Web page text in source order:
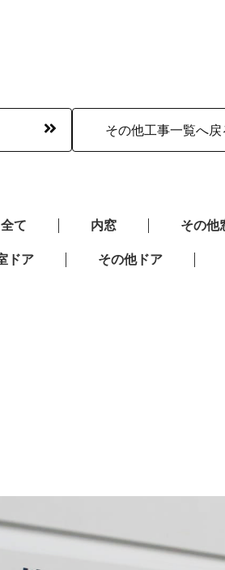
その他工事一覧へ戻
全て 内窓 その他
ドア その他ドア